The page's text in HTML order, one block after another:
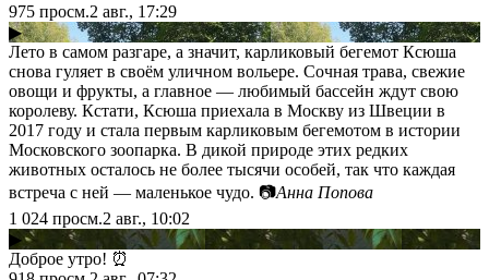
975 просм.2 авг., 17:29
▶
Лето в самом разгаре, а значит, карликовый бегемот Ксюша
снова гуляет в своём уличном вольере. Сочная трава, свежие
овощи и фрукты, а главное — любимый бассейн ждут свою
королеву. Кстати, Ксюша приехала в Москву из Швеции в
2017 году и стала первым карликовым бегемотом в истории
Московского зоопарка. В дикой природе этих редких
животных осталось не более тысячи особей, так что каждая
встреча с ней — маленькое чудо. 📷Анна Попова
1 024 просм.2 авг., 10:02
▶
Доброе утро! ⏰